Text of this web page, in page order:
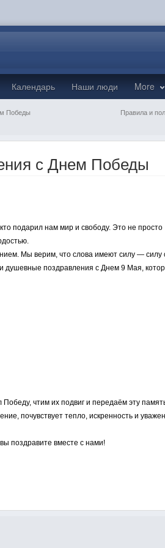
Календарь Наши люди More
Победы Правила и
с Днем Победы
подарил нам мир и свободу. Это не просто
Мы верим, что слова имеют силу — силу
душевные поздравления с Днем 9 Мая,
чтим их подвиг и передаём эту
почувствует тепло, искренность и
поздравите вместе с нами!